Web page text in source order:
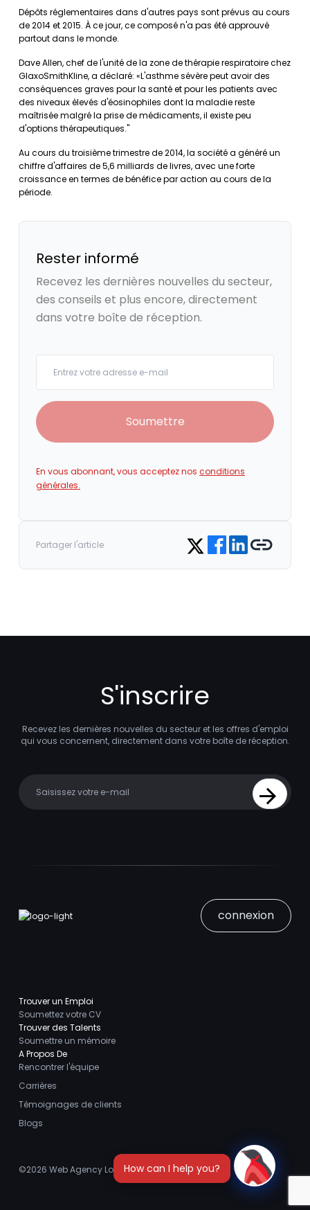
Dépôts réglementaires dans d'autres pays sont prévus au cours
de 2014 et 2015. À ce jour, ce composé n'a pas été approuvé
partout dans le monde.
Dave Allen, chef de l'unité de la zone de thérapie respiratoire chez
GlaxoSmithKline, a déclaré: «L'asthme sévère peut avoir des
conséquences graves pour la santé et pour les patients avec
des niveaux élevés d'éosinophiles dont la maladie reste
maîtrisée malgré la prise de médicaments, il existe peu
d'options thérapeutiques."
Au cours du troisième trimestre de 2014, la société a généré un
chiffre d'affaires de 5,6 milliards de livres, avec une forte
croissance en termes de bénéfice par action au cours de la
période.
Rester informé
Recevez les dernières nouvelles du secteur,
des conseils et plus encore, directement
dans votre boîte de réception.
Soumettre
En vous abonnant, vous acceptez nos conditions
générales.
Partager l'article Share on Twitter
Share on Facebook
Share on LinkedIn
Copy link
S'inscrire
Recevez les dernières nouvelles du secteur et les offres d'emploi
qui vous concernent, directement dans votre boîte de réception.
Sign Up
connexion
Trouver un Emploi
Soumettez votre CV
Trouver des Talents
Soumettre un mémoire
A Propos De
Rencontrer l'équipe
Carrières
Témoignages de clients
Blogs
©2026 Web Agency London